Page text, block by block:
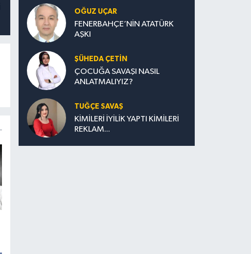
OĞUZ UÇAR
FENERBAHÇE’NİN ATATÜRK
AŞKI
ŞÜHEDA ÇETİN
ÇOCUĞA SAVAŞI NASIL
ANLATMALIYIZ?
TUĞÇE SAVAŞ
KİMİLERİ İYİLİK YAPTI KİMİLERİ
REKLAM...